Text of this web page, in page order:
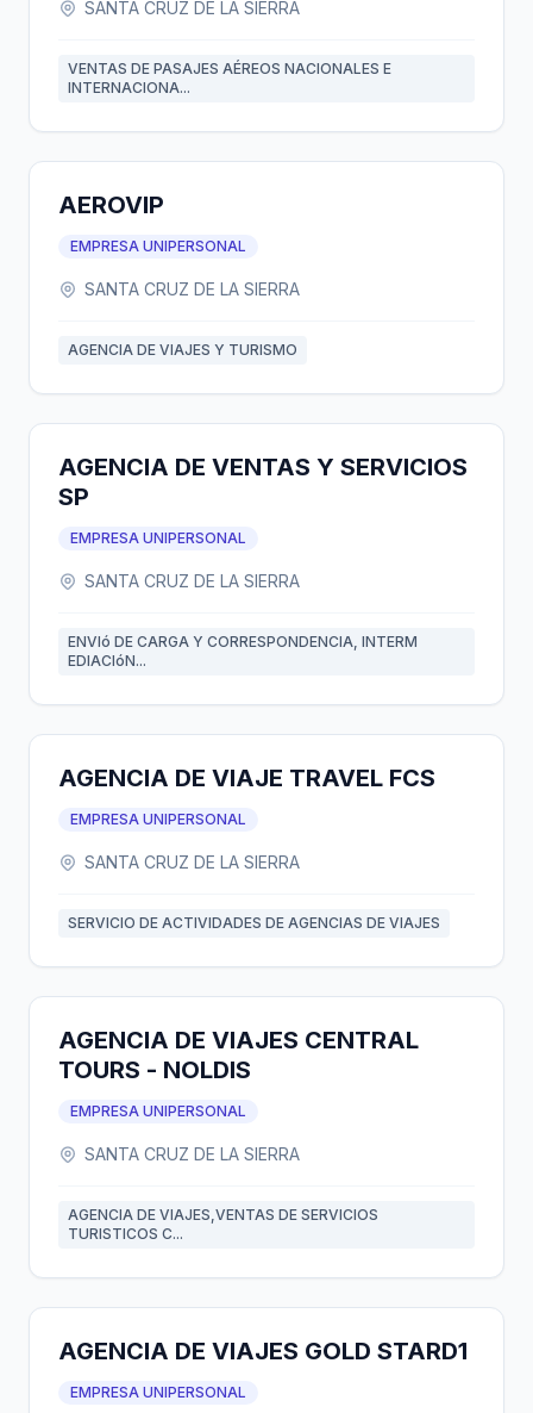
SANTA CRUZ DE LA SIERRA
VENTAS DE PASAJES AÉREOS NACIONALES E
INTERNACIONA...
AEROVIP
EMPRESA UNIPERSONAL
SANTA CRUZ DE LA SIERRA
AGENCIA DE VIAJES Y TURISMO
AGENCIA DE VENTAS Y SERVICIOS
SP
EMPRESA UNIPERSONAL
SANTA CRUZ DE LA SIERRA
ENVIó DE CARGA Y CORRESPONDENCIA, INTERM
EDIACIóN...
AGENCIA DE VIAJE TRAVEL FCS
EMPRESA UNIPERSONAL
SANTA CRUZ DE LA SIERRA
SERVICIO DE ACTIVIDADES DE AGENCIAS DE VIAJES
AGENCIA DE VIAJES CENTRAL
TOURS - NOLDIS
EMPRESA UNIPERSONAL
SANTA CRUZ DE LA SIERRA
AGENCIA DE VIAJES,VENTAS DE SERVICIOS
TURISTICOS C...
AGENCIA DE VIAJES GOLD STARD1
EMPRESA UNIPERSONAL